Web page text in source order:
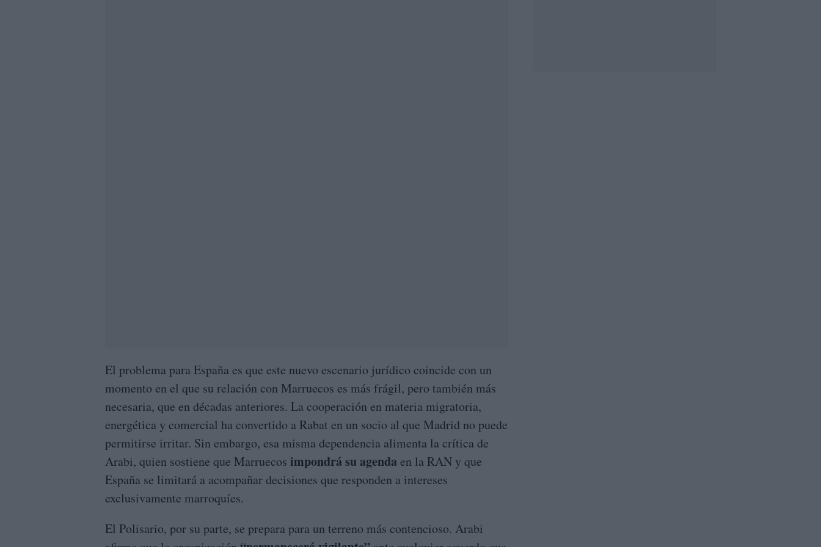
El problema para España es que este nuevo escenario jurídico coincide con un
momento en el que su relación con Marruecos es más frágil, pero también más
necesaria, que en décadas anteriores. La cooperación en materia migratoria,
energética y comercial ha convertido a Rabat en un socio al que Madrid no puede
permitirse irritar. Sin embargo, esa misma dependencia alimenta la crítica de
Arabi, quien sostiene que Marruecos impondrá su agenda en la RAN y que
España se limitará a acompañar decisiones que responden a intereses
exclusivamente marroquíes.
El Polisario, por su parte, se prepara para un terreno más contencioso. Arabi